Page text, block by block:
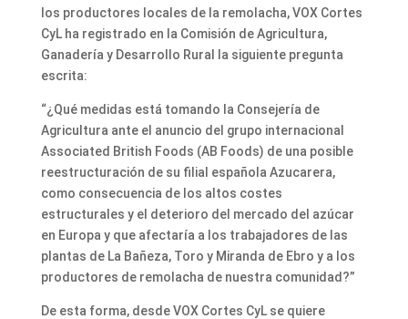
los productores locales de la remolacha, VOX Cortes
CyL ha registrado en la Comisión de Agricultura,
Ganadería y Desarrollo Rural la siguiente pregunta
escrita:
“¿Qué medidas está tomando la Consejería de
Agricultura ante el anuncio del grupo internacional
Associated British Foods (AB Foods) de una posible
reestructuración de su filial española Azucarera,
como consecuencia de los altos costes
estructurales y el deterioro del mercado del azúcar
en Europa y que afectaría a los trabajadores de las
plantas de La Bañeza, Toro y Miranda de Ebro y a los
productores de remolacha de nuestra comunidad?”
De esta forma, desde VOX Cortes CyL se quiere